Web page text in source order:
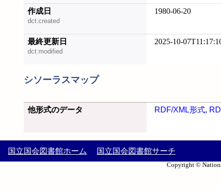
作成日
dct:created
1980-06-20
最終更新日
dct:modified
2025-10-
シソーラスマップ
他形式のデータ RDF/XML形式,
国立国会図書館ホーム 国立国会図書館サーチ
Copyright ©